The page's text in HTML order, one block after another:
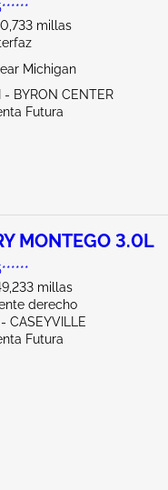
millas
Michigan
- BYRON CENTER
Futura
MONTEGO 3.0L
millas
derecho
- CASEYVILLE
Futura